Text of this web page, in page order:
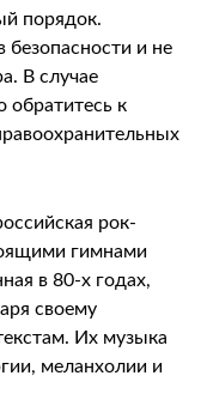
порядок.
безопасности и не
В случае
обратитесь к
рок-
гимнами
в 80-х годах,
своему
Их музыка
меланхолии и